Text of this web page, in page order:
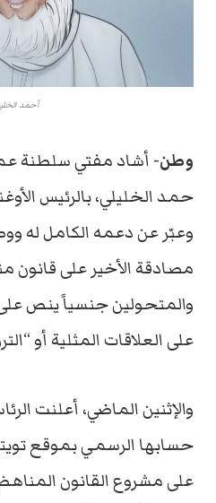
أحمد
وطن- أشاد مفتي سلطنة
حمد الخليلي، بالرئيس
وعبّر عن دعمه الكامل له
مصادقة الأخير على
والمتحولين جنسياً ينص
على العلاقات المثلية أو
والإثنين الماضي، أعلنت
حسابها الرسمي بموقع
على مشروع القانون